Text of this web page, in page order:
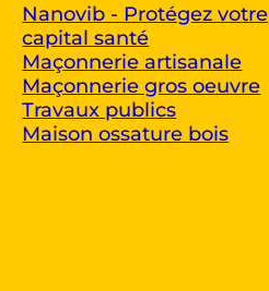
Nanovib - Protégez votre
capital santé
Maçonnerie artisanale
Maçonnerie gros oeuvre
Travaux publics
Maison ossature bois